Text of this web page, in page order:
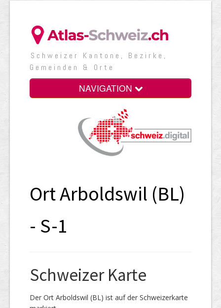
Schweizer Kantone, Bezirke,
Gemeinden & Orte
NAVIGATION
Ort Arboldswil (BL)
- S-1
Schweizer Karte
Der Ort Arboldswil (BL) ist auf der Schweizerkarte